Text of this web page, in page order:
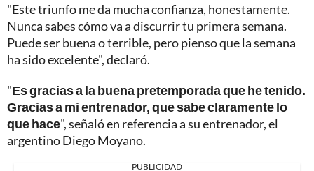
"Este triunfo me da mucha confianza, honestamente.
Nunca sabes cómo va a discurrir tu primera semana.
Puede ser buena o terrible, pero pienso que la semana
ha sido excelente", declaró.
"Es gracias a la buena pretemporada que he tenido.
Gracias a mi entrenador, que sabe claramente lo
que hace", señaló en referencia a su entrenador, el
argentino Diego Moyano.
PUBLICIDAD